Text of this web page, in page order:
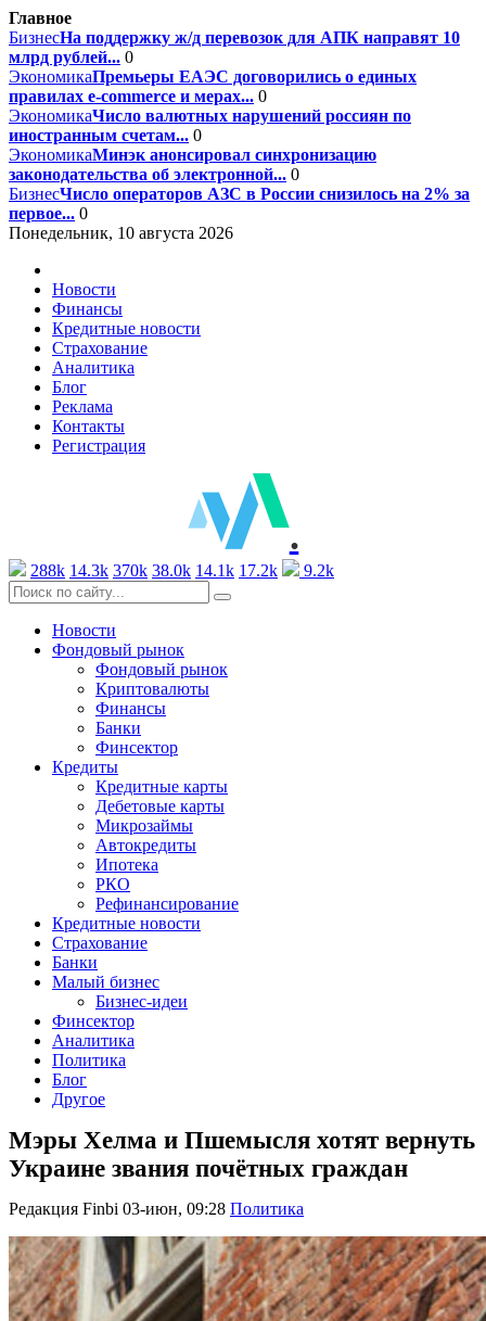
Главное
БизнесНа поддержку ж/д перевозок для АПК направят 10
млрд рублей... 0
ЭкономикаПремьеры ЕАЭС договорились о единых
правилах e-commerce и мерах... 0
ЭкономикаЧисло валютных нарушений россиян по
иностранным счетам... 0
ЭкономикаМинэк анонсировал синхронизацию
законодательства об электронной... 0
БизнесЧисло операторов АЗС в России снизилось на 2% за
первое... 0
Понедельник, 10 августа 2026
Новости
Финансы
Кредитные новости
Страхование
Аналитика
Блог
Реклама
Контакты
Регистрация
.
288k 14.3k 370k 38.0k 14.1k 17.2k 9.2k
Новости
Фондовый рынок
Фондовый рынок
Криптовалюты
Финансы
Банки
Финсектор
Кредиты
Кредитные карты
Дебетовые карты
Микрозаймы
Автокредиты
Ипотека
РКО
Рефинансирование
Кредитные новости
Страхование
Банки
Малый бизнес
Бизнес-идеи
Финсектор
Аналитика
Политика
Блог
Другое
Мэры Хелма и Пшемысля хотят вернуть
Украине звания почётных граждан
Редакция Finbi 03-июн, 09:28 Политика